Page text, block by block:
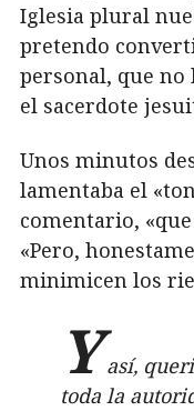
Iglesia plural
pretendo
personal, que no
el sacerdote
Unos minutos
lamentaba el
comentario,
«Pero,
minimicen los
Y así,
toda la